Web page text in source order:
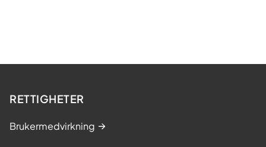
RETTIGHETER
Brukermedvirkning